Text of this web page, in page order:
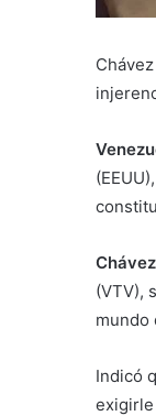
Chávez
(VTV),
mundo
Indicó
exigirle